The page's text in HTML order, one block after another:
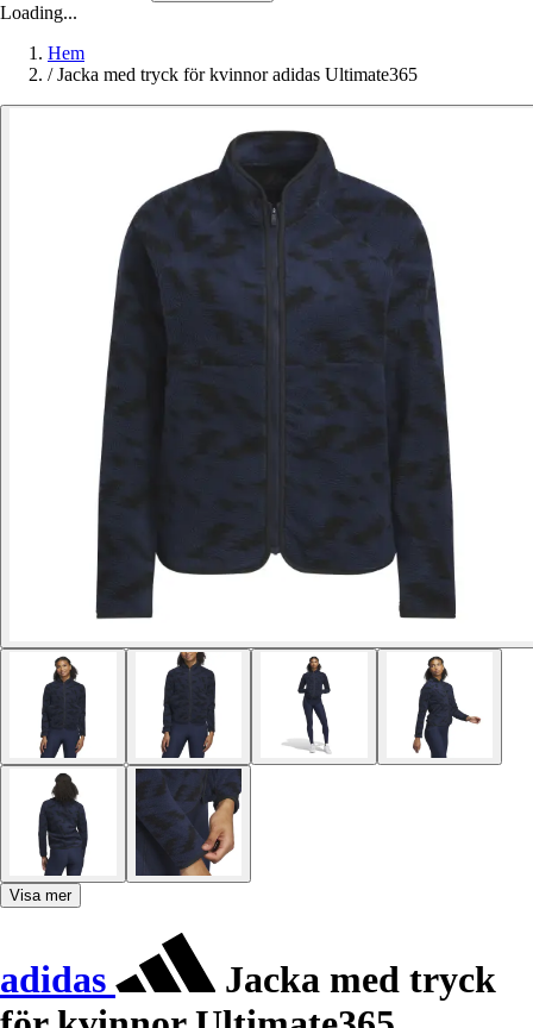
Loading...
Hem
/ Jacka med tryck för kvinnor adidas Ultimate365
Visa mer
adidas
Jacka med tryck